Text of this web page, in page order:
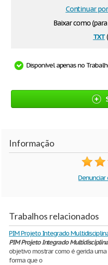
Baixar como
txt
Continuar
Disponível apenas no
Informação
Trabalhos relacionados
PIM Projeto Integrado
PIMProjeto Integrado
objetivo mostrar como é gerida
forma que o